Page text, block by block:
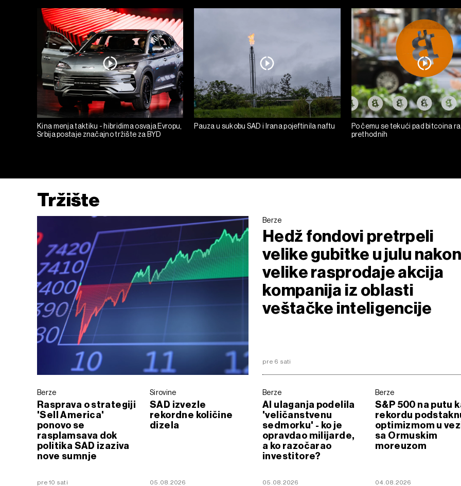
Kina menja taktiku - hibridima osvaja Evropu,
Srbija postaje značajno tržište za BYD
Pauza u sukobu SAD i Irana pojeftinila naftu
Po čemu se tekući pad bitcoina
prethodnih
Tržište
Berze
Hedž fondovi pretrpeli
velike gubitke u julu nakon
velike rasprodaje akcija
kompanija iz oblasti
veštačke inteligencije
pre 6 sati
Berze
Rasprava o strategiji
'Sell America'
ponovo se
rasplamsava dok
politika SAD izaziva
nove sumnje
pre 10 sati
Sirovine
SAD izvezle
rekordne količine
dizela
05.08.2026
Berze
AI ulaganja podelila
'veličanstvenu
sedmorku' - ko je
opravdao milijarde,
a ko razočarao
investitore?
05.08.2026
Berze
S&P 500 na putu
rekordu
optimizmom u
sa Ormuskim
moreuzom
04.08.2026